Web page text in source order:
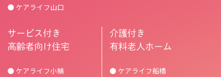
● ケアライフ山口
サービス付き
高齢者向け住宅
● ケアライフ小鯖
介護付き
有料老人ホーム
● ケアライフ船橋